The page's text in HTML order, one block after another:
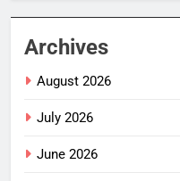
Archives
August 2026
July 2026
June 2026